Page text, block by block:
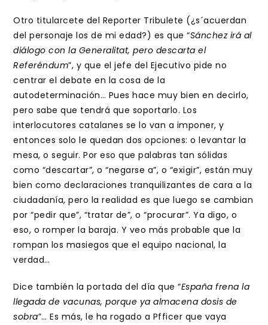
Otro titularcete del Reporter Tribulete (¿s´acuerdan
del personaje los de mi edad?) es que “Sánchez irá al
diálogo con la Generalitat, pero descarta el
Referéndum”, y que el jefe del Ejecutivo pide no
centrar el debate en la cosa de la
autodeterminación… Pues hace muy bien en decirlo,
pero sabe que tendrá que soportarlo. Los
interlocutores catalanes se lo van a imponer, y
entonces solo le quedan dos opciones: o levantar la
mesa, o seguir. Por eso que palabras tan sólidas
como “descartar”, o “negarse a”, o “exigir”, están muy
bien como declaraciones tranquilizantes de cara a la
ciudadanía, pero la realidad es que luego se cambian
por “pedir que”, “tratar de”, o “procurar”. Ya digo, o
eso, o romper la baraja. Y veo más probable que la
rompan los masiegos que el equipo nacional, la
verdad…
Dice también la portada del día que “España frena la
llegada de vacunas, porque ya almacena dosis de
sobra”… Es más, le ha rogado a Pfficer que vaya